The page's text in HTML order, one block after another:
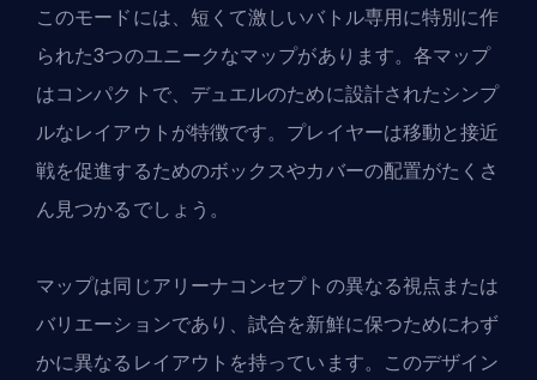
このモードには、短くて激しいバトル専用に特別に作
られた3つのユニークなマップがあります。各マップ
はコンパクトで、デュエルのために設計されたシンプ
ルなレイアウトが特徴です。プレイヤーは移動と接近
戦を促進するためのボックスやカバーの配置がたくさ
ん見つかるでしょう。
マップは同じアリーナコンセプトの異なる視点または
バリエーションであり、試合を新鮮に保つためにわず
かに異なるレイアウトを持っています。このデザイン